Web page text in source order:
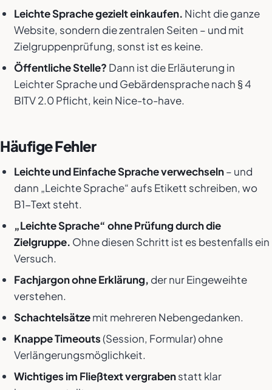
Leichte Sprache gezielt einkaufen. Nicht die ganze
Website, sondern die zentralen Seiten – und mit
Zielgruppenprüfung, sonst ist es keine.
Öffentliche Stelle? Dann ist die Erläuterung in
Leichter Sprache und Gebärdensprache nach § 4
BITV 2.0 Pflicht, kein Nice-to-have.
Häufige Fehler
Leichte und Einfache Sprache verwechseln– und
dann „Leichte Sprache“ aufs Etikett schreiben, wo
B1-Text steht.
„Leichte Sprache“ ohne Prüfung durch die
Zielgruppe. Ohne diesen Schritt ist es bestenfalls ein
Versuch.
Fachjargon ohne Erklärung, der nur Eingeweihte
verstehen.
Schachtelsätzemit mehreren Nebengedanken.
Knappe Timeouts(Session, Formular) ohne
Verlängerungsmöglichkeit.
Wichtiges im Fließtext vergrabenstatt klar